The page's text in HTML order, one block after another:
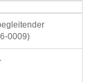
0009)